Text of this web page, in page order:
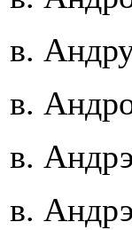
в.
в.
в.
в.